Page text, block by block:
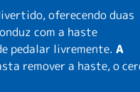
oferecendo duas
com a haste
pedalar livremente. A
remover a haste, o